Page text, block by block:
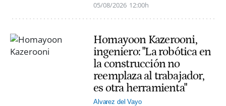
05/08/2026 12:00h
Homayoon Kazerooni,
ingeniero: "La robótica en
la construcción no
reemplaza al trabajador,
es otra herramienta"
Alvarez del Vayo